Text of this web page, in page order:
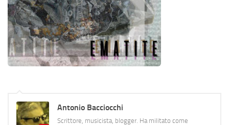
Antonio Bacciocchi
Scrittore, musicista, blogger. Ha militato come